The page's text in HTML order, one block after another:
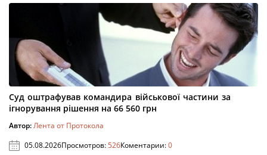
Суд оштрафував командира військової частини за
ігнорування рішення на 66 560 грн
Автор:Лента от Протокола
05.08.2026Просмотров:526Коментарии:0